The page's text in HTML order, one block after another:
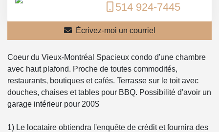
514 924-7445
Écrivez-moi un courriel
Coeur du Vieux-Montréal Spacieux condo d'une chambre
avec haut plafond. Proche de toutes commodités,
restaurants, boutiques et cafés. Terrasse sur le toit avec
douches, chaises et tables pour BBQ. Possibilité d'avoir un
garage intérieur pour 200$
1) Le locataire obtiendra l'enquête de crédit et fournira des